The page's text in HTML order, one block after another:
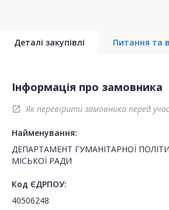
Деталі закупівлі Питання та
Інформація про замовника
open_in_new Як перевірити замовника перед
Найменування:
ДЕПАРТАМЕНТ ГУМАНІТАРНОЇ
МІСЬКОЇ РАДИ
Код ЄДРПОУ:
40506248